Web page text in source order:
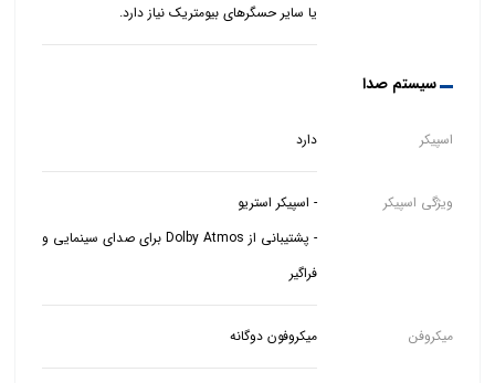
یا سایر حسگرهای بیومتریک نیاز دارد.
سیستم صدا
اسپیکر دارد
ویژگی اسپیکر
- پشتیبانی از Dolby Atmos برای صدای سینمایی و
فراگیر
میکروفن میکروفون دوگانه